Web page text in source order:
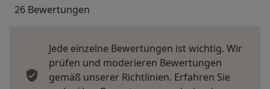
26 Bewertungen
Jede einzelne Bewertungen ist wichtig. Wir
prüfen und moderieren Bewertungen
gemäß unserer Richtlinien. Erfahren Sie